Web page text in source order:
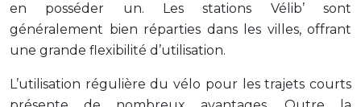
en posséder un. Les stations Vélib’ sont
généralement bien réparties dans les villes, offrant
une grande flexibilité d’utilisation.
L’utilisation régulière du vélo pour les trajets courts